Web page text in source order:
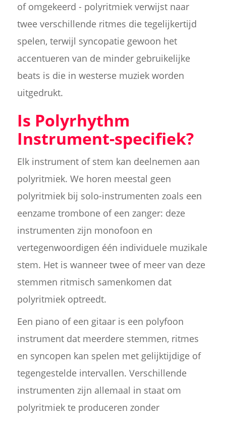
of omgekeerd - polyritmiek verwijst naar
twee verschillende ritmes die tegelijkertijd
spelen, terwijl syncopatie gewoon het
accentueren van de minder gebruikelijke
beats is die in westerse muziek worden
uitgedrukt.
Is Polyrhythm
Instrument-specifiek?
Elk instrument of stem kan deelnemen aan
polyritmiek. We horen meestal geen
polyritmiek bij solo-instrumenten zoals een
eenzame trombone of een zanger: deze
instrumenten zijn monofoon en
vertegenwoordigen één individuele muzikale
stem. Het is wanneer twee of meer van deze
stemmen ritmisch samenkomen dat
polyritmiek optreedt.
Een piano of een gitaar is een polyfoon
instrument dat meerdere stemmen, ritmes
en syncopen kan spelen met gelijktijdige of
tegengestelde intervallen. Verschillende
instrumenten zijn allemaal in staat om
polyritmiek te produceren zonder